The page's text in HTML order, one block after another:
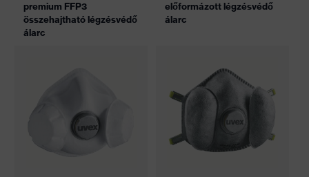
premium FFP3
összehajtható légzésvédő
álarc
előformázott légzésvédő
álarc